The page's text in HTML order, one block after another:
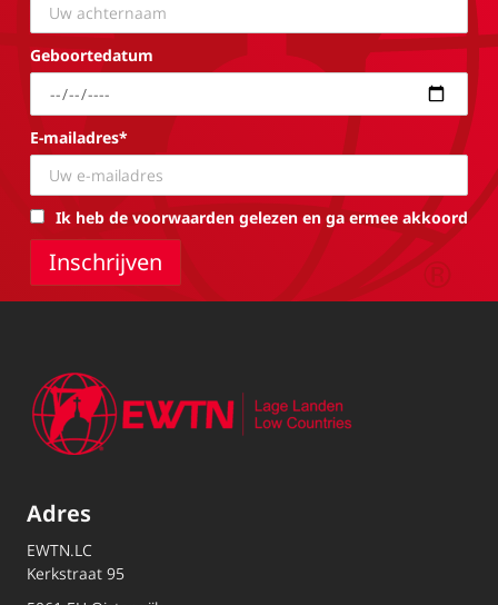
Geboortedatum
E-mailadres*
Ik heb de voorwaarden gelezen en ga ermee akkoord
Adres
EWTN.LC
Kerkstraat 95